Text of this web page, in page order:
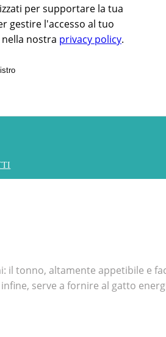
per supportare la tua
gestire l'accesso al tuo
nostra privacy policy.
tonno, altamente appetibile e
serve a fornire al gatto